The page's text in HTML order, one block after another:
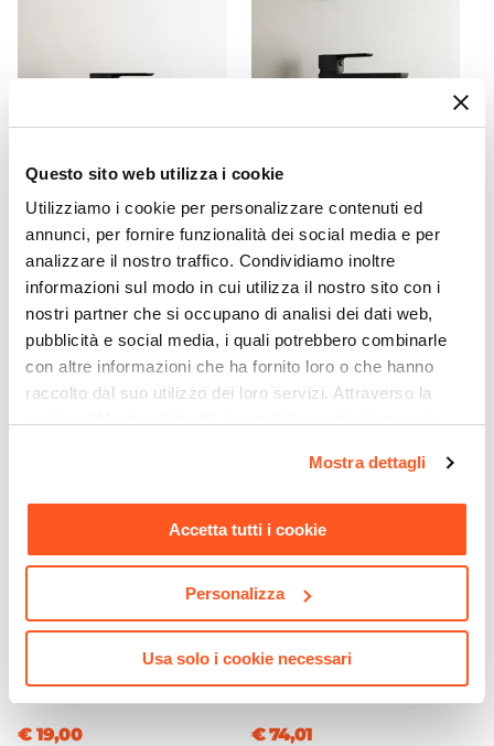
Questo sito web utilizza i cookie
Utilizziamo i cookie per personalizzare contenuti ed
annunci, per fornire funzionalità dei social media e per
analizzare il nostro traffico. Condividiamo inoltre
informazioni sul modo in cui utilizza il nostro sito con i
nostri partner che si occupano di analisi dei dati web,
pubblicità e social media, i quali potrebbero combinarle
con altre informazioni che ha fornito loro o che hanno
raccolto dal suo utilizzo dei loro servizi. Attraverso la
momento. Per maggiori informazioni si invita a leggere la
Mostra dettagli
Accetta tutti i cookie
Personalizza
Usa solo i cookie necessari
Incluso
Caratteristiche
Lavorazione cannettata
Struttura posteriore
aperta
Caratteristiche Lavabo
Lavabo
Incluso
Tipologia Lavabo
Integrato
Dimensione Lavabo
71 x 46,5 cm
46 x 26,5 cm
CODICE:KEY-2N
Miscelatore bidet 12,6h cm
nero opaco – Key
€ 45,90
CODICE:KEY-LN
Miscelatore lavabo in ottone
nero opaco – Key
€ 50,00
attacco standard cromo
€ 19,00
braccio 28 cm e soffione 20
cm nero – Key
€ 74,01